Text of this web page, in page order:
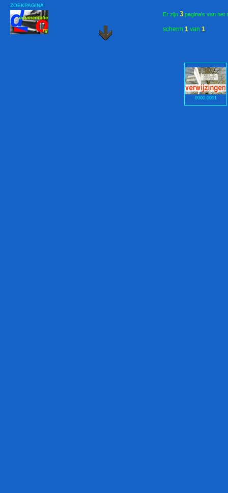
ZOEKPAGINA
Er zijn 3 pagina's van het
0000.0001
scherm 1 van 1